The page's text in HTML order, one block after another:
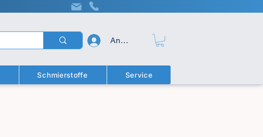
Anmelden
Schmierstoffe Service